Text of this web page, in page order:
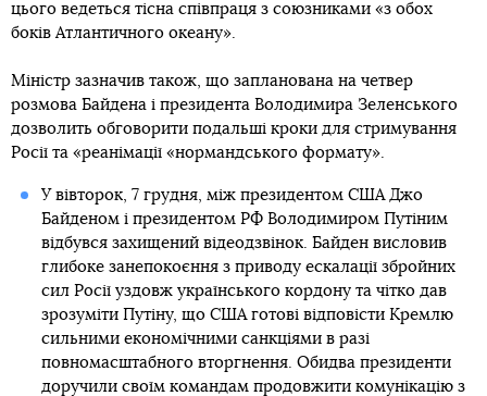
цього ведеться тісна співпраця з союзниками «з обох
боків Атлантичного океану».
Міністр зазначив також, що запланована на четвер
розмова Байдена і президента Володимира Зеленського
дозволить обговорити подальші кроки для стримування
Росії та «реанімації «нормандського формату».
У вівторок, 7 грудня, між президентом США Джо
Байденом і президентом РФ Володимиром Путіним
відбувся захищений відеодзвінок. Байден висловив
глибоке занепокоєння з приводу ескалації збройних
сил Росії уздовж українського кордону та чітко дав
зрозуміти Путіну, що США готові відповісти Кремлю
сильними економічними санкціями в разі
повномасштабного вторгнення. Обидва президенти
доручили своїм командам продовжити комунікацію з